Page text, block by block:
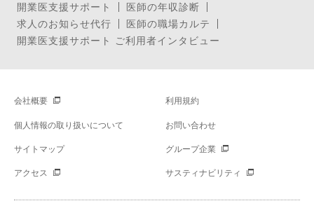
開業医支援サポート
医師の年収診断
求人のお知らせ代行
医師の職場カルテ
開業医支援サポート ご利用者インタビュー
会社概要 利用規約
個人情報の取り扱いについて お問い合わせ
サイトマップ グループ企業
アクセス サスティナビリティ